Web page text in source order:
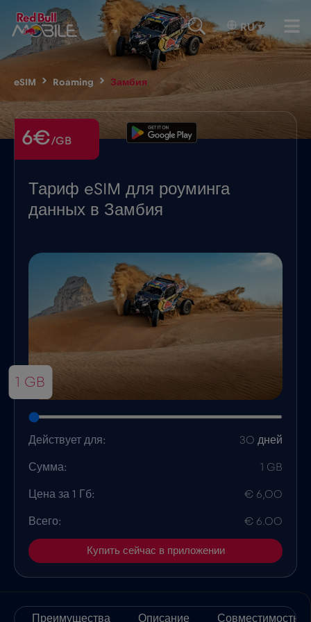
RU ▾
eSIM Roaming Замбия
Тариф eSIM для роуминга
данных в Замбия
6€/GB
1 GB
Действует для: 30 дней
Сумма: 1 GB
Цена за 1 Гб: € 6,00
Всего: € 6.00
Купить сейчас в приложении
Преимущества Описание Совместимость